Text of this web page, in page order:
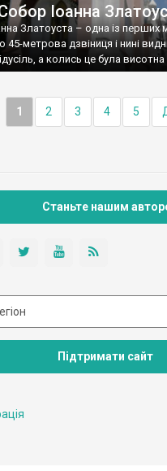
Іоанна
Златоуста – одна із перших
45-метрова дзвіниця і нині
а колись це була висотна
1 2 3 4 5
Станьте нашим
Підтримати сайт